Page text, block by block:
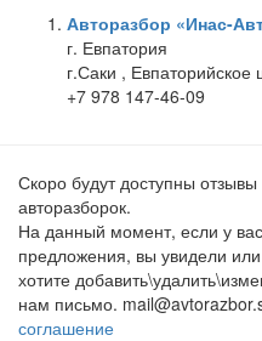
Авторазбор «Инас-
г. Евпатория
г.Саки , Евпаторийское
+7 978 147-46-09
Скоро будут доступны
авторазборок.
На данный момент, если у
предложения, вы увидели
хотите
нам письмо.
соглашение